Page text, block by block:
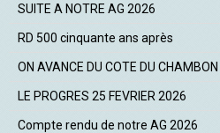
SUITE A NOTRE AG 2026
RD 500 cinquante ans après
ON AVANCE DU COTE DU CHAMBON
LE PROGRES 25 FEVRIER 2026
Compte rendu de notre AG 2026